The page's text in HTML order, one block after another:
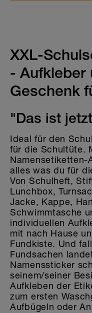
XXL-
- Aufkleber
Geschenk
"Das ist
Ideal für den
für die Schultüte.
alles was du für
Von Schulheft,
Lunchbox,
Jacke, Kappe,
Schwimmtasche
individuellen
mit nach Hause
Fundkiste. Und
Fundsachen
Namenssticker
seinem/seiner
Aufkleben der
zum ersten
Aufbügeln oder